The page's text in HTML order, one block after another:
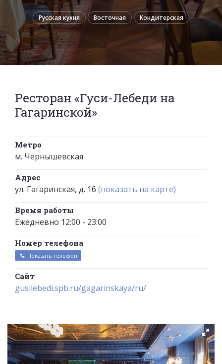
Русская кухня Восточная Кондитерская
Ресторан «Гуси-Лебеди на
Гагаринской»
Метро
м. Чернышевская
Адрес
ул. Гагаринская, д. 16 (показать на карте)
Время работы
Ежедневно 12:00 - 23:00
Номер телефона
Показать телефон
Сайт
gusilebedi.spb.ru/gagarinskaya/ru/